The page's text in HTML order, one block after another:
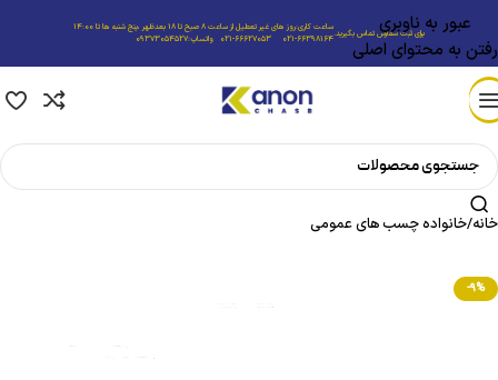
عبور به ناوبری
رفتن به محتوای اصلی
برای ثبت سفارش تماس بگیرید.ساعت کاری:روز های غیر تعطیل از ساعت 8 صبح تا 18 بعدظهر ،پنج شنبه ها تا 14:00
021-66398164
واتساپ:09373054527
خانه/خانواده چسب های عمومی
-9%